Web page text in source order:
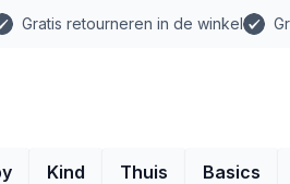
Gratis retourneren in de winkel
Kind Thuis Basics